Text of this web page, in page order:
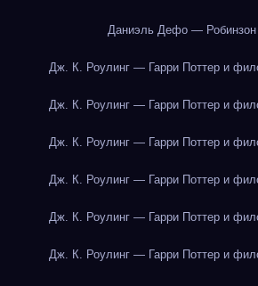
Даниэль Дефо — Робинзон
Дж. К. Роулинг — Гарри Поттер и
Дж. К. Роулинг — Гарри Поттер и
Дж. К. Роулинг — Гарри Поттер и
Дж. К. Роулинг — Гарри Поттер и
Дж. К. Роулинг — Гарри Поттер и
Дж. К. Роулинг — Гарри Поттер и